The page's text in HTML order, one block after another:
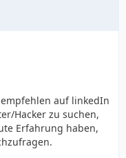
auf linkedIn
Hacker zu suchen,
Erfahrung haben,